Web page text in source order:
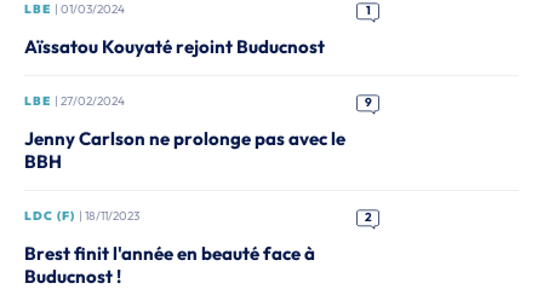
LBE | 01/03/2024 1
Aïssatou Kouyaté rejoint Buducnost
LBE | 27/02/2024 9
Jenny Carlson ne prolonge pas avec le
BBH
LDC (F) | 18/11/2023 2
Brest finit l'année en beauté face à
Buducnost !